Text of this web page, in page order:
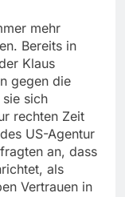
mehr
Bereits in
Klaus
gegen die
sie sich
rechten Zeit
des US-Agentur
an, dass
als
Vertrauen in